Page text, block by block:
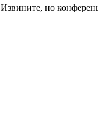
Извините, но